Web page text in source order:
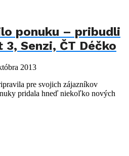
ponuku – pribudli
Senzi, ČT Déčko
2013
pre svojich zájazníkov
pridala hneď niekoľko nových